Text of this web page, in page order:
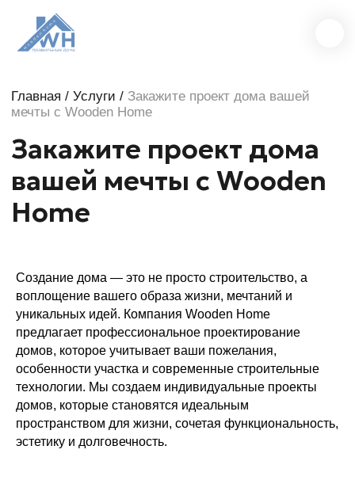
Закажите проект дома
Home
Создание дома — это не просто строительство, а
воплощение вашего образа жизни, мечтаний и
уникальных идей. Компания Wooden Home
предлагает профессиональное проектирование
домов, которое учитывает ваши пожелания,
особенности участка и современные строительные
технологии. Мы создаем индивидуальные проекты
домов, которые становятся идеальным
пространством для жизни, сочетая функциональность,
эстетику и долговечность.